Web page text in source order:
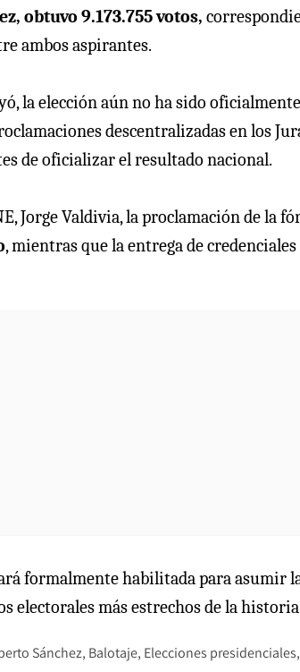
obtuvo 9.173.755 votos,
ambos aspirantes.
la elección aún no ha sido
descentralizadas en los
de oficializar el resultado nacional.
Jorge Valdivia, la proclamación de la
, mientras que la entrega de
formalmente habilitada para asumir
electorales más estrechos de la
Sánchez Balotaje Elecciones presidenciales